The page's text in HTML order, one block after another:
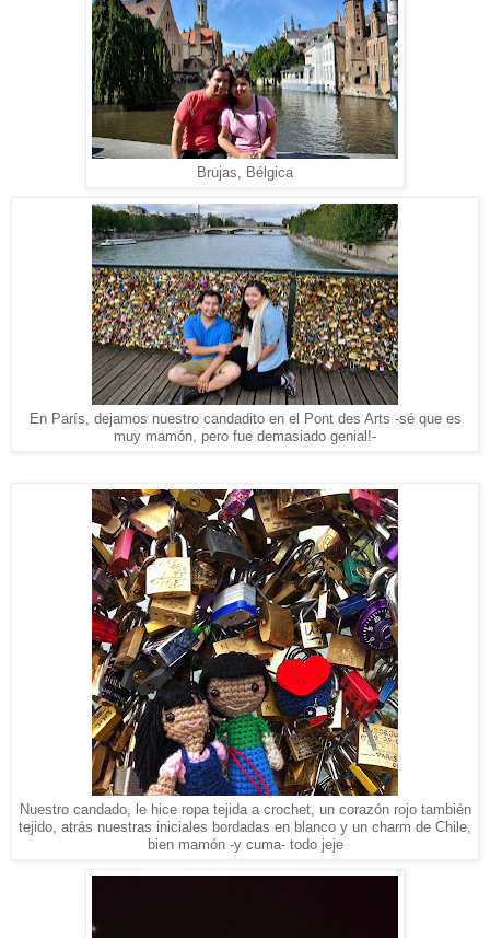
Brujas, Bélgica
En París, dejamos nuestro candadito en el Pont des Arts -sé que es
muy mamón, pero fue demasiado genial!-
Nuestro candado, le hice ropa tejida a crochet, un corazón rojo también
tejido, atrás nuestras iniciales bordadas en blanco y un charm de Chile,
bien mamón -y cuma- todo jeje